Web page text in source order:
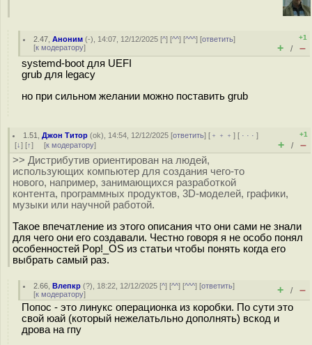
2.47 ,Аноним (-), 14:07, 12/12/2025 [^] [^^] [^^^] [ответить]
[к модератору]
+1
+ / –
systemd-boot для UEFI
grub для legacy
но при сильном желании можно поставить grub
1.51 ,Джон Титор (ok), 14:54, 12/12/2025 [ответить] [ ﹢﹢﹢] [ · · ·]
[↓] [↑] [к модератору]
+1
+ / –
>> Дистрибутив ориентирован на людей,
использующих компьютер для создания чего-то
нового, например, занимающихся разработкой
контента, программных продуктов, 3D-моделей, графики,
музыки или научной работой.
Такое впечатление из этого описания что они сами не знали
для чего они его создавали. Честно говоря я не особо понял
особенностей Pop!_OS из статьи чтобы понять когда его
выбрать самый раз.
2.66 ,Влепкр (?), 18:22, 12/12/2025 [^] [^^] [^^^] [ответить]
[к модератору] + / –
Попос - это линукс операционка из коробки. По сути это
свой юай (который нежелатьльно дополнять) вскод и
дрова на гпу